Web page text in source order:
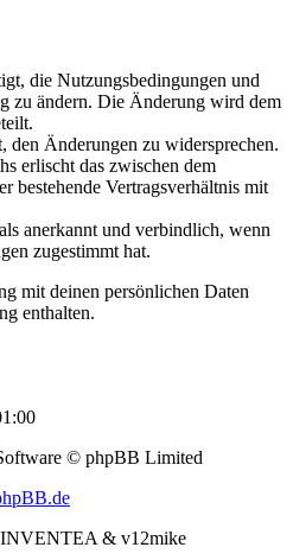
die Nutzungsbedingungen und
zu ändern. Die Änderung wird dem
den Änderungen zu widersprechen.
erlischt das zwischen dem
bestehende Vertragsverhältnis mit
anerkannt und verbindlich, wenn
zugestimmt hat.
mit deinen persönlichen Daten
enthalten.
© phpBB Limited
INVENTEA & v12mike